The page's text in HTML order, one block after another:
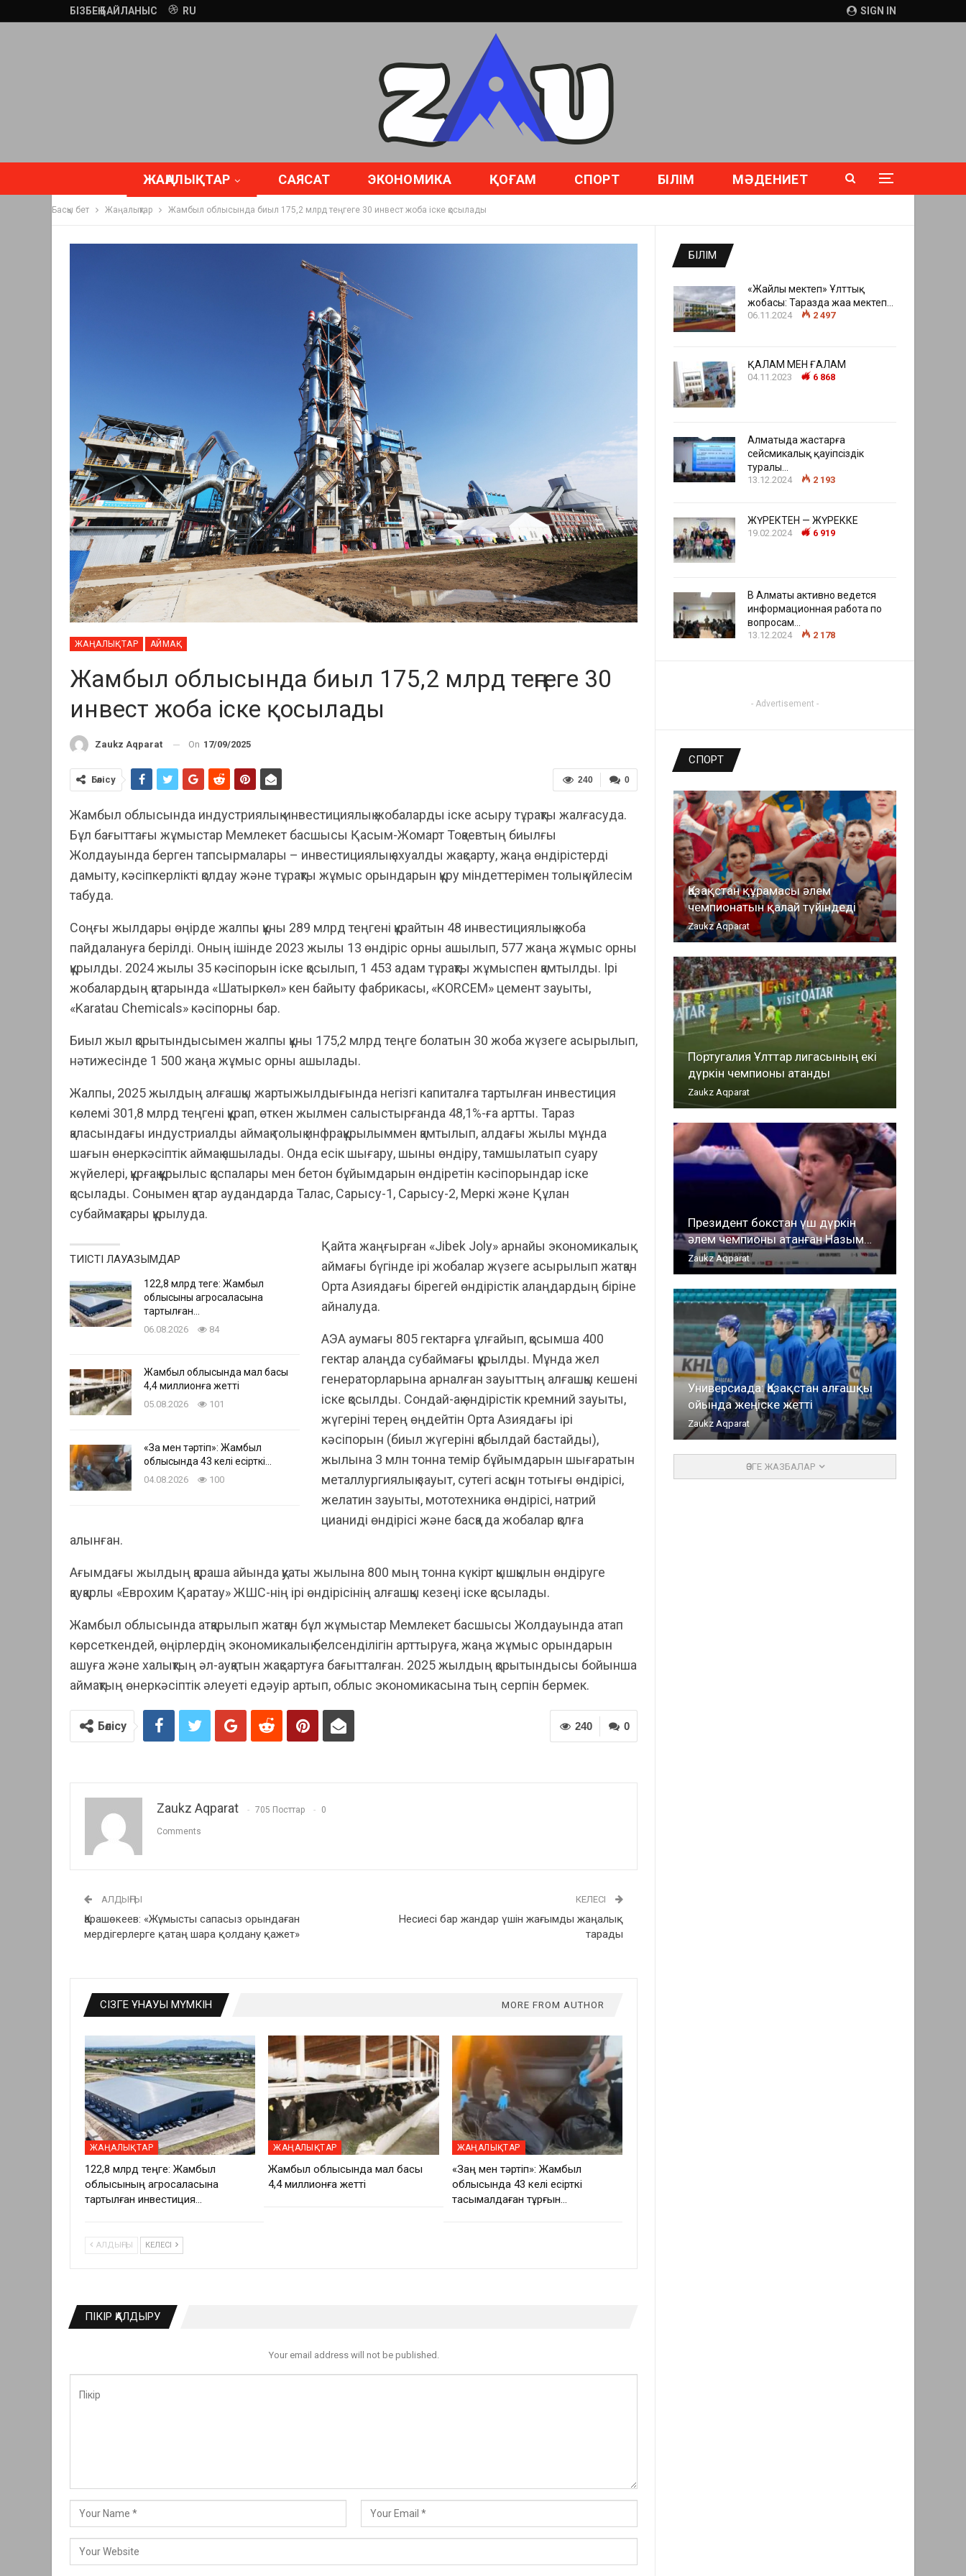
SIGN IN
БІЗБЕҢ БАЙЛАНЫС RU
ЖАҢАЛЫҚТАР САЯСАТ ЭКОНОМИКА ҚОҒАМ СПОРТ БІЛІМ МӘДЕНИЕТ
Басқы бет Жаңалықтар Жамбыл облысында биыл 175,2 млрд теңгеге 30 инвест жоба іске қосылады
ЖАҢАЛЫҚТАР АЙМАҚ
Жамбыл облысында биыл 175,2 млрд теңгеге 30
инвест жоба іске қосылады
Zaukz Aqparat On 17/09/2025
0
240
Бөлісу
Жамбыл облысында индустриялық-инвестициялық жобаларды іске асыру тұрақты жалғасуда.
Бұл бағыттағы жұмыстар Мемлекет басшысы Қасым-Жомарт Тоқаевтың биылғы
Жолдауында берген тапсырмалары – инвестициялық ахуалды жақсарту, жаңа өндірістерді
дамыту, кәсіпкерлікті қолдау және тұрақты жұмыс орындарын құру міндеттерімен толық үйлесім
табуда.
Соңғы жылдары өңірде жалпы құны 289 млрд теңгені құрайтын 48 инвестициялық жоба
пайдалануға берілді. Оның ішінде 2023 жылы 13 өндіріс орны ашылып, 577 жаңа жұмыс орны
құрылды. 2024 жылы 35 кәсіпорын іске қосылып, 1 453 адам тұрақты жұмыспен қамтылды. Ірі
жобалардың қатарында «Шатыркөл» кен байыту фабрикасы, «KORCEM» цемент зауыты,
«Karatau Chemicals» кәсіпорны бар.
Биыл жыл қорытындысымен жалпы құны 175,2 млрд теңге болатын 30 жоба жүзеге асырылып,
нәтижесінде 1 500 жаңа жұмыс орны ашылады.
Жалпы, 2025 жылдың алғашқы жартыжылдығында негізгі капиталға тартылған инвестиция
көлемі 301,8 млрд теңгені құрап, өткен жылмен салыстырғанда 48,1%-ға артты. Тараз
қаласындағы индустриалды аймақ толық инфрақұрылыммен қамтылып, алдағы жылы мұнда
шағын өнеркәсіптік аймақ ашылады. Онда есік шығару, шыны өндіру, тамшылатып суару
жүйелері, құрғақ құрылыс қоспалары мен бетон бұйымдарын өндіретін кәсіпорындар іске
қосылады. Сонымен қатар аудандарда Талас, Сарысу-1, Сарысу-2, Меркі және Құлан
субаймақтары құрылуда.
ТИІСТІ ЛАУАЗЫМДАР
122,8 млрд теңге: Жамбыл
облысының агросаласына
тартылған…
06.08.2026 84
Жамбыл облысында мал басы
4,4 миллионға жетті
05.08.2026 101
«Заң мен тәртіп»: Жамбыл
облысында 43 келі есірткі…
04.08.2026 100
Қайта жаңғырған «Jibek Joly» арнайы экономикалық
аймағы бүгінде ірі жобалар жүзеге асырылып жатқан
Орта Азиядағы бірегей өндірістік алаңдардың біріне
айналуда.
АЭА аумағы 805 гектарға ұлғайып, қосымша 400
гектар алаңда субаймағы құрылды. Мұнда жел
генераторларына арналған зауыттың алғашқы кешені
іске қосылды. Сондай-ақ өндірістік кремний зауыты,
жүгеріні терең өңдейтін Орта Азиядағы ірі
кәсіпорын (биыл жүгеріні қабылдай бастайды),
жылына 3 млн тонна темір бұйымдарын шығаратын
металлургиялық зауыт, сутегі асқын тотығы өндірісі,
желатин зауыты, мототехника өндірісі, натрий
цианиді өндірісі және басқа да жобалар қолға
алынған.
Ағымдағы жылдың қараша айында қуаты жылына 800 мың тонна күкірт қышқылын өндіруге
қауқарлы «Еврохим Қаратау» ЖШС-нің ірі өндірісінің алғашқы кезеңі іске қосылады.
Жамбыл облысында атқарылып жатқан бұл жұмыстар Мемлекет басшысы Жолдауында атап
көрсеткендей, өңірлердің экономикалық белсенділігін арттыруға, жаңа жұмыс орындарын
ашуға және халықтың әл-ауқатын жақсартуға бағытталған. 2025 жылдың қорытындысы бойынша
аймақтың өнеркәсіптік әлеуеті едәуір артып, облыс экономикасына тың серпін бермек.
0
240
Бөлісу
Zaukz Aqparat 705 Посттар 0
Comments
АЛДЫҢҒЫ
Қарашөкеев: «Жұмысты сапасыз орындаған
мердігерлерге қатаң шара қолдану қажет»
КЕЛЕСІ
Несиесі бар жандар үшін жағымды жаңалық
тарады
СІЗГЕ ҰНАУЫ МҮМКІН MORE FROM AUTHOR
ЖАҢАЛЫҚТАР
122,8 млрд теңге: Жамбыл
облысының агросаласына
тартылған инвестиция…
ЖАҢАЛЫҚТАР
Жамбыл облысында мал басы
4,4 миллионға жетті
ЖАҢАЛЫҚТАР
«Заң мен тәртіп»: Жамбыл
облысында 43 келі есірткі
тасымалдаған тұрғын…
АЛДЫҢҒЫ КЕЛЕСІ
ПІКІР ҚАЛДЫРУ
Your email address will not be published.
БІЛІМ
«Жайлы мектеп» Ұлттық
жобасы: Таразда жаңа мектеп…
06.11.2024 2 497
ҚАЛАМ МЕН ҒАЛАМ
04.11.2023 6 868
Алматыда жастарға
сейсмикалық қауіпсіздік
туралы…
13.12.2024 2 193
ЖҮРЕКТЕН — ЖҮРЕККЕ
19.02.2024 6 919
В Алматы активно ведется
информационная работа по
вопросам…
13.12.2024 2 178
- Advertisement -
СПОРТ
Қазақстан құрамасы әлем
чемпионатын қалай түйіндеді
Zaukz Aqparat
Португалия Ұлттар лигасының екі
дүркін чемпионы атанды
Zaukz Aqparat
Президент бокстан үш дүркін
әлем чемпионы атанған Назым…
Zaukz Aqparat
Универсиада: Қазақстан алғашқы
ойында жеңіске жетті
Zaukz Aqparat
ӨЗГЕ ЖАЗБАЛАР